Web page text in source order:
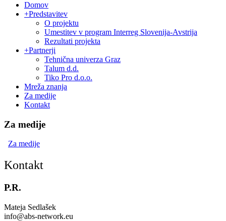
Domov
+Predstavitev
O projektu
Umestitev v program Interreg Slovenija-Avstrija
Rezultati projekta
+Partnerji
Tehnična univerza Graz
Talum d.d.
Tiko Pro d.o.o.
Mreža znanja
Za medije
Kontakt
Za medije
Za medije
Kontakt
P.R.
Mateja Sedlašek
info@abs-network.eu